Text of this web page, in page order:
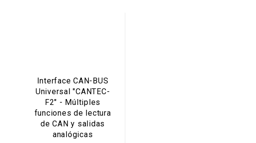
Interface CAN-BUS
Universal "CANTEC-
F2" - Múltiples
funciones de lectura
de CAN y salidas
analógicas